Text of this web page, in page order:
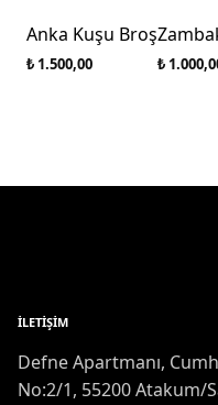
Anka Kuşu Broş
₺ 1.500,00 ₺
İLETIŞIM
Defne Apartmanı,
No:2/1, 55200 Atakum/